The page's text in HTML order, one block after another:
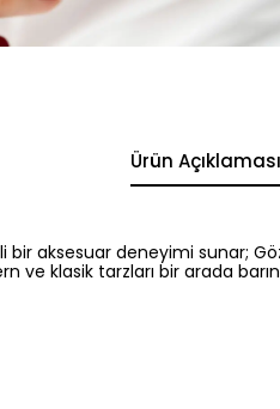
Ürün Açıklaması
deneyimi sunar; Göz
klasik tarzları bir arada